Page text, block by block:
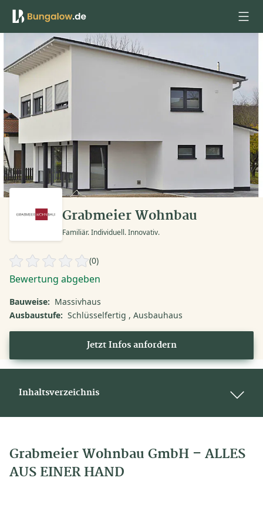
Anmelden
Grabmeier Wohnbau
Familiär. Individuell. Innovativ.
(0)
Bewertung abgeben
Bauweise: Massivhaus
Ausbaustufe: Schlüsselfertig Ausbauhaus
Jetzt Infos anfordern
Inhaltsverzeichnis
Grabmeier Wohnbau GmbH – ALLES
AUS EINER HAND